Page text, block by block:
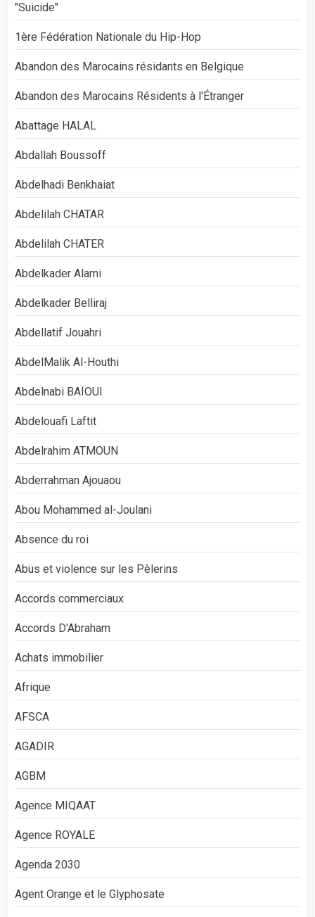
"Suicide"
1ère Fédération Nationale du Hip-Hop
Abandon des Marocains résidants en Belgique
Abandon des Marocains Résidents à l'Étranger
Abattage HALAL
Abdallah Boussoff
Abdelhadi Benkhaiat
Abdelilah CHATAR
Abdelilah CHATER
Abdelkader Alami
Abdelkader Belliraj
Abdellatif Jouahri
AbdelMalik Al-Houthi
Abdelnabi BAÏOUI
Abdelouafi Laftit
Abdelrahim ATMOUN
Abderrahman Ajouaou
Abou Mohammed al-Joulani
Absence du roi
Abus et violence sur les Pèlerins
Accords commerciaux
Accords D'Abraham
Achats immobilier
Afrique
AFSCA
AGADIR
AGBM
Agence MIQAAT
Agence ROYALE
Agenda 2030
Agent Orange et le Glyphosate